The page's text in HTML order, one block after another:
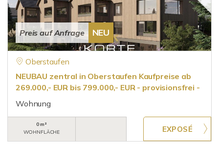
Preis auf Anfrage NEU
Oberstaufen
NEUBAU zentral in Oberstaufen Kaufpreise ab
269.000,- EUR bis 799.000,- EUR - provisionsfrei -
Wohnung
0 m²
WOHNFLÄCHE